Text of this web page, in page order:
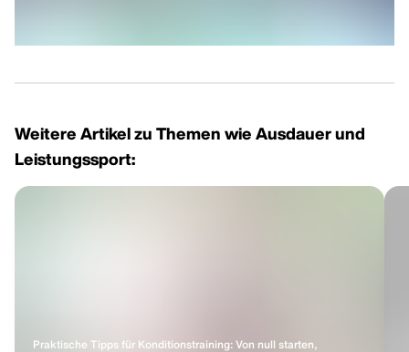
Weitere Artikel zu Themen wie Ausdauer und
Leistungssport:
Praktische Tipps für Konditionstraining: Von null starten,